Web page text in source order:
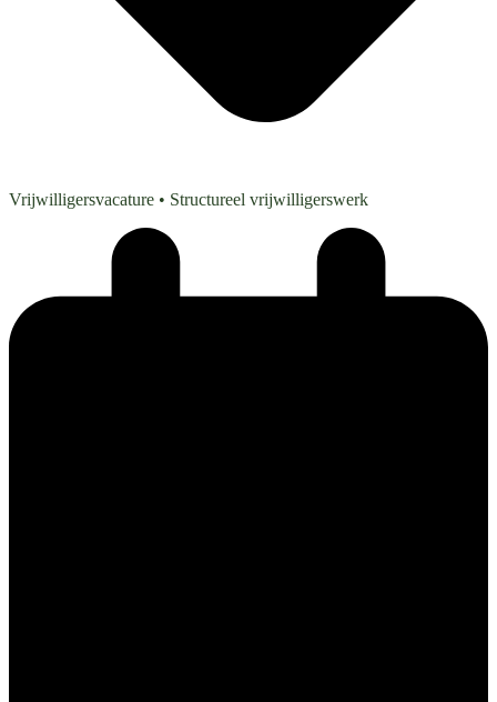
Vrijwilligersvacature • Structureel vrijwilligerswerk